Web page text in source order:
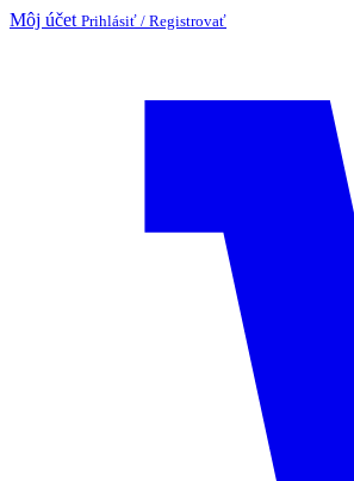
Môj účet Prihlásiť / Registrovať